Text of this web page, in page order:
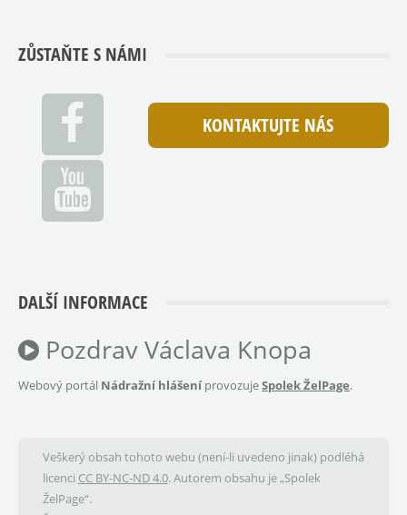
ZŮSTAŇTE S NÁMI
KONTAKTUJTE NÁS
DALŠÍ INFORMACE
Pozdrav Václava Knopa
Webový portál Nádražní hlášeníprovozujeSpolek ŽelPage.
Veškerý obsah tohoto webu (není-li uvedeno jinak) podléhá
licenci CC BY-NC-ND 4.0. Autorem obsahu je „Spolek
ŽelPage“.